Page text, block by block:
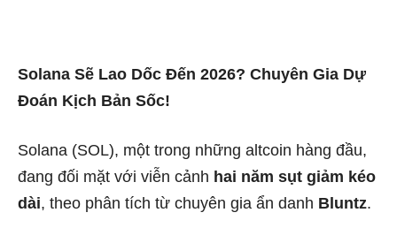
Solana Sẽ Lao Dốc Đến 2026? Chuyên Gia Dự
Đoán Kịch Bản Sốc!
Solana (SOL), một trong những altcoin hàng đầu,
đang đối mặt với viễn cảnh hai năm sụt giảm kéo
dài, theo phân tích từ chuyên gia ẩn danh Bluntz.